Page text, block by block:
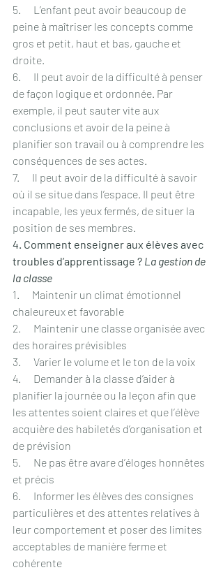
5.      L’enfant peut avoir beaucoup de
peine à maîtriser les concepts comme
gros et petit, haut et bas, gauche et
droite.
6.      Il peut avoir de la difficulté à penser
de façon logique et ordonnée. Par
exemple, il peut sauter vite aux
conclusions et avoir de la peine à
planifier son travail ou à comprendre les
conséquences de ses actes.
7.      Il peut avoir de la difficulté à savoir
où il se situe dans l’espace. Il peut être
incapable, les yeux fermés, de situer la
position de ses membres.
4. Comment enseigner aux élèves avec
troubles d’apprentissage ? La gestion de
la classe
1.      Maintenir un climat émotionnel
chaleureux et favorable
2.      Maintenir une classe organisée avec
des horaires prévisibles
3.      Varier le volume et le ton de la voix
4.      Demander à la classe d’aider à
planifier la journée ou la leçon afin que
les attentes soient claires et que l’élève
acquière des habiletés d’organisation et
de prévision
5.      Ne pas être avare d’éloges honnêtes
et précis
6.      Informer les élèves des consignes
particulières et des attentes relatives à
leur comportement et poser des limites
acceptables de manière ferme et
cohérente